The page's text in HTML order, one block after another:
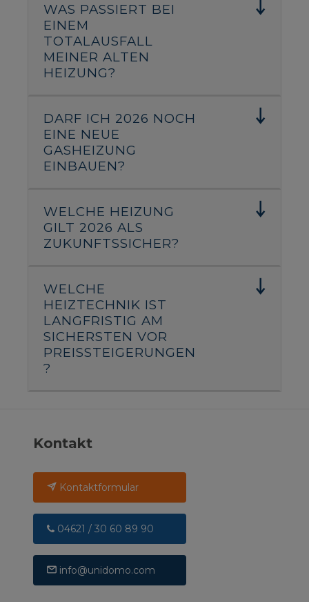
WAS PASSIERT BEI
EINEM
TOTALAUSFALL
MEINER ALTEN
HEIZUNG?
DARF ICH 2026 NOCH
EINE NEUE
GASHEIZUNG
EINBAUEN?
WELCHE HEIZUNG
GILT 2026 ALS
ZUKUNFTSSICHER?
WELCHE
HEIZTECHNIK IST
LANGFRISTIG AM
SICHERSTEN VOR
PREISSTEIGERUNGEN
?
Kontakt
Kontaktformular
04621 / 30 60 89 90
info@unidomo.com